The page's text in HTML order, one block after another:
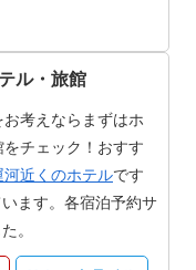
ル・旅館
考えならまずはホ
をチェック！おすす
河近くのホテルです
ます。各宿泊予約サ
。